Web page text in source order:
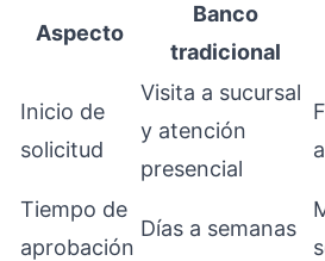
Aspecto
Banco
tradicional
Inicio de
solicitud
Visita a sucursal
y atención
presencial
Tiempo de
aprobación
Días a semanas